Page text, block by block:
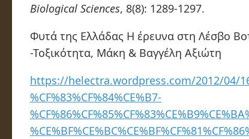
Biological Sciences, 8(8): 1289-1297.
Φυτά της Ελλάδας Η έρευνα στη Λέσβο
-Τοξικότητα, Μάκη & Βαγγέλη Αξιώτη
https://helectra.wordpress.com/2012/04/16/
%CF%83%CF%84%CE%B7-